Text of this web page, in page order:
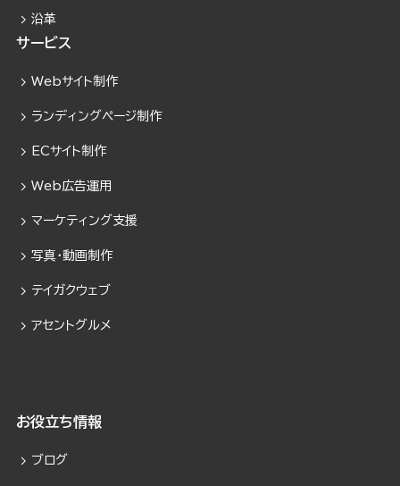
沿革
サービス
Webサイト制作
ランディングページ制作
ECサイト制作
Web広告運用
マーケティング支援
写真・動画制作
テイガクウェブ
アセントグルメ
お役立ち情報
ブログ